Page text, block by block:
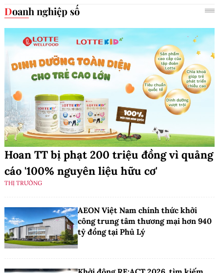
Doanh nghiệp số
Hoan TT bị phạt 200 triệu đồng vì quảng
cáo '100% nguyên liệu hữu cơ'
THỊ TRƯỜNG
AEON Việt Nam chính thức khởi
công trung tâm thương mại hơn 940
tỷ đồng tại Phủ Lý